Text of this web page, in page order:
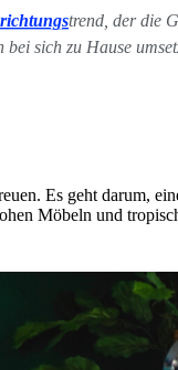
trend, der die
sich zu Hause
Es geht darum,
Möbeln und